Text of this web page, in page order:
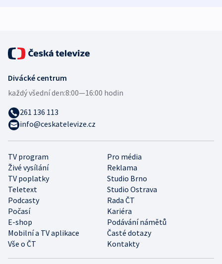
TV program
Pro média
Živé vysílání
Reklama
TV poplatky
Studio Brno
Teletext
Studio Ostrava
Podcasty
Rada ČT
Počasí
Kariéra
E-shop
Podávání námětů
Mobilní a TV aplikace
Časté dotazy
Vše o ČT
Kontakty
Divácké centrum
každý všední den:8:00—16:00 hodin
261 136 113
info@ceskatelevize.cz